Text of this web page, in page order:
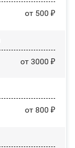
от 500 ₽
от 3000 ₽
от 800 ₽